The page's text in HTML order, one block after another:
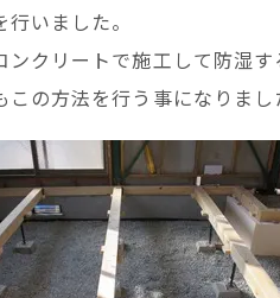
いました。
ンクリートで施工して防湿
この方法を行う事になりまし